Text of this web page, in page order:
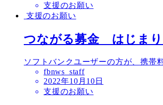
稿
日
支援のお願い
支援のお願い
つながる募金 はじまり
ソフトバンクユーザーの方が、携
fbnws_staff
投
稿
2022年10月10日
支援のお願い